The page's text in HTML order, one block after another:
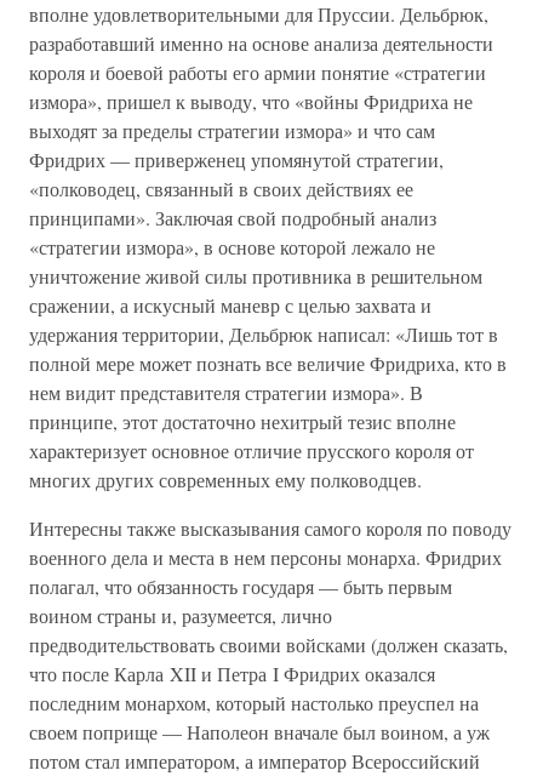
вполне удовлетворительными для Пруссии. Дельбрюк,
разработавший именно на основе анализа деятельности
короля и боевой работы его армии понятие «стратегии
измора», пришел к выводу, что «войны Фридриха не
выходят за пределы стратегии измора» и что сам
Фридрих — приверженец упомянутой стратегии,
«полководец, связанный в своих действиях ее
принципами». Заключая свой подробный анализ
«стратегии измора», в основе которой лежало не
уничтожение живой силы противника в решительном
сражении, а искусный маневр с целью захвата и
удержания территории, Дельбрюк написал: «Лишь тот в
полной мере может познать все величие Фридриха, кто в
нем видит представителя стратегии измора». В
принципе, этот достаточно нехитрый тезис вполне
характеризует основное отличие прусского короля от
многих других современных ему полководцев.
Интересны также высказывания самого короля по поводу
военного дела и места в нем персоны монарха. Фридрих
полагал, что обязанность государя — быть первым
воином страны и, разумеется, лично
предводительствовать своими войсками (должен сказать,
что после Карла XII и Петра I Фридрих оказался
последним монархом, который настолько преуспел на
своем поприще — Наполеон вначале был воином, а уж
потом стал императором, а император Всероссийский